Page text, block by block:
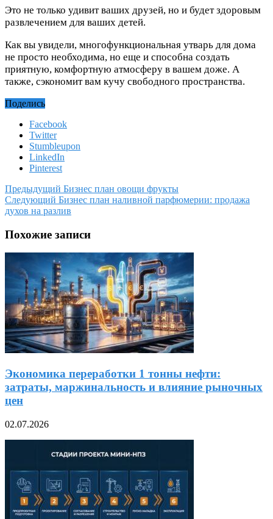
Это не только удивит ваших друзей, но и будет здоровым
развлечением для ваших детей.
Как вы увидели, многофункциональная утварь для дома
не просто необходима, но еще и способна создать
приятную, комфортную атмосферу в вашем доже. А
также, сэкономит вам кучу свободного пространства.
Поделись
Facebook
Twitter
Stumbleupon
LinkedIn
Pinterest
Предыдущий Бизнес план овощи фрукты
Следующий Бизнес план наливной парфюмерии: продажа
духов на разлив
Похожие записи
Экономика переработки 1 тонны нефти:
затраты, маржинальность и влияние рыночных
цен
02.07.2026